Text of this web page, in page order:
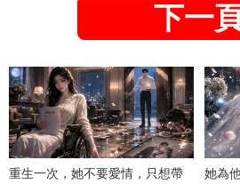
下一
重生一次，她不要愛情，只想帶
她為